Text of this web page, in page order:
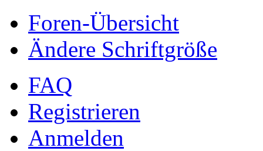
Foren-Übersicht
Ändere Schriftgröße
FAQ
Registrieren
Anmelden